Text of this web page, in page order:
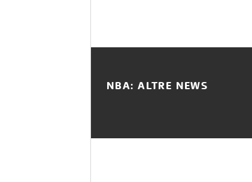
NBA: ALTRE NEWS